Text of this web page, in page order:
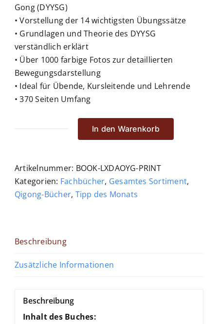
Gong (DYYSG)
• Vorstellung der 14 wichtigsten Übungssätze
• Grundlagen und Theorie des DYYSG
verständlich erklärt
• Über 1000 farbige Fotos zur detaillierten
Bewegungsdarstellung
• Ideal für Übende, Kursleitende und Lehrende
• 370 Seiten Umfang
des
Daoyin
Yangsheng
Band
Daoyin-
Lebenspflege
Menge
In den Warenkorb
Artikelnummer: BOOK-LXDAOYG-PRINT
Kategorien: Fachbücher, Gesamtes Sortiment,
Qigong-Bücher, Tipp des Monats
Beschreibung
Zusätzliche Informationen
Beschreibung
Inhalt des Buches: